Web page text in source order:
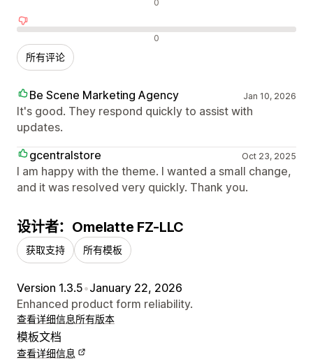
0
差评 0
所有评论
Be Scene Marketing Agency Jan 10, 2026
It's good. They respond quickly to assist with
updates.
gcentralstore
Oct 23, 2025
I am happy with the theme. I wanted a small change,
and it was resolved very quickly. Thank you.
设计者：Omelatte FZ-LLC
获取支持 所有模板
Version 1.3.5•January 22, 2026
Enhanced product form reliability.
查看详细信息所有版本
模板文档
查看详细信息